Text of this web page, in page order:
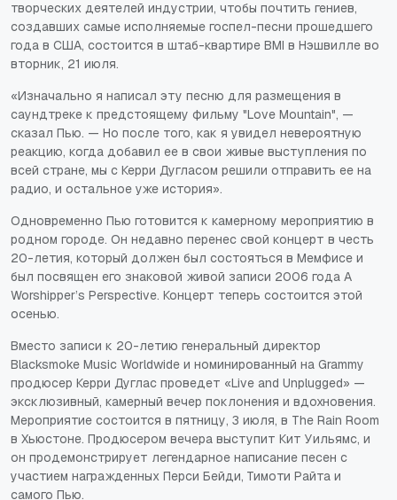
творческих деятелей индустрии, чтобы почтить гениев,
создавших самые исполняемые госпел-песни прошедшего
года в США, состоится в штаб-квартире BMI в Нэшвилле во
вторник, 21 июля.
«Изначально я написал эту песню для размещения в
саундтреке к предстоящему фильму "Love Mountain", —
сказал Пью. — Но после того, как я увидел невероятную
реакцию, когда добавил ее в свои живые выступления по
всей стране, мы с Керри Дугласом решили отправить ее на
радио, и остальное уже история».
Одновременно Пью готовится к камерному мероприятию в
родном городе. Он недавно перенес свой концерт в честь
20-летия, который должен был состояться в Мемфисе и
был посвящен его знаковой живой записи 2006 года A
Worshipper’s Perspective. Концерт теперь состоится этой
осенью.
Вместо записи к 20-летию генеральный директор
Blacksmoke Music Worldwide и номинированный на Grammy
продюсер Керри Дуглас проведет «Live and Unplugged» —
эксклюзивный, камерный вечер поклонения и вдохновения.
Мероприятие состоится в пятницу, 3 июля, в The Rain Room
в Хьюстоне. Продюсером вечера выступит Кит Уильямс, и
он продемонстрирует легендарное написание песен с
участием награжденных Перси Бейди, Тимоти Райта и
самого Пью.